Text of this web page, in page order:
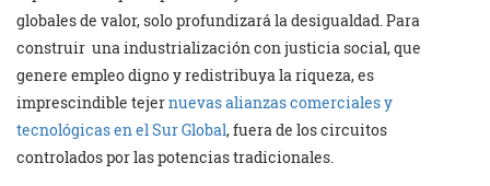
globales de valor, solo profundizará la desigualdad. Para
construir una industrialización con justicia social, que
genere empleo digno y redistribuya la riqueza, es
imprescindible tejernuevas alianzas comerciales y
tecnológicas en el Sur Global, fuera de los circuitos
controlados por las potencias tradicionales.